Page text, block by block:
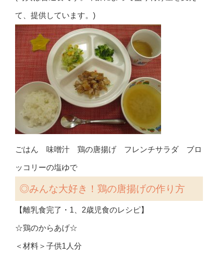
て、提供しています。)
ごはん 味噌汁 鶏の唐揚げ フレンチサラダ ブロ
ッコリーの塩ゆで
◎みんな大好き！鶏の唐揚げの作り方
【離乳食完了・1、2歳児食のレシピ】
☆鶏のからあげ☆
＜材料＞子供1人分